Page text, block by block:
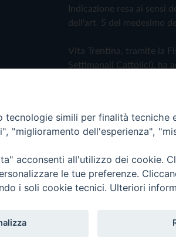
Indicazione resa ai sensi
dell'art. 5 del medesimo
Vita Trentina, tramite la
Settimanali Cattolici), ha
Privacy Policy Cookie
- Vita Trentina Editrice
tecnologie simili per finalità
"miglioramento dell'esperienza",
acconsenti all'utilizzo dei cookie.
le tue preferenze.
i soli cookie tecnici. Ulteriori